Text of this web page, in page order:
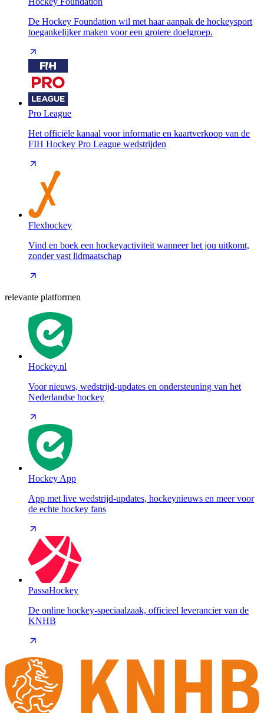
De Hockey Foundation wil met haar aanpak de hockeysport
toegankelijker maken voor een grotere doelgroep.
Pro League
Het officiële kanaal voor informatie en kaartverkoop van de
FIH Hockey Pro League wedstrijden
Flexhockey
Vind en boek een hockeyactiviteit wanneer het jou uitkomt,
zonder vast lidmaatschap
relevante platformen
Hockey.nl
Voor nieuws, wedstrijd-updates en ondersteuning van het
Nederlandse hockey
Hockey App
App met live wedstrijd-updates, hockeynieuws en meer voor
de echte hockey fans
PassaHockey
De online hockey-speciaalzaak, officieel leverancier van de
KNHB